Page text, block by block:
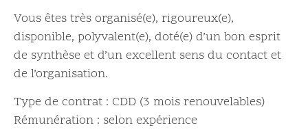
Vous êtes très organisé(e), rigoureux(e),
disponible, polyvalent(e), doté(e) d’un bon esprit
de synthèse et d’un excellent sens du contact et
de l’organisation.
Type de contrat : CDD (3 mois renouvelables)
Rémunération : selon expérience